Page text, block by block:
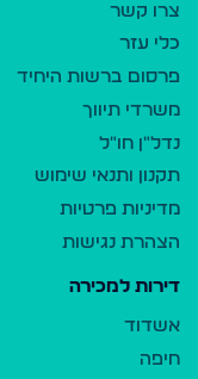
צרו קשר
כלי עזר
פרסום ברשות היחיד
משרדי תיווך
נדל"ן חו"ל
תקנון ותנאי שימוש
מדיניות פרטיות
הצהרת נגישות
דירות למכירה
אשדוד
חיפה